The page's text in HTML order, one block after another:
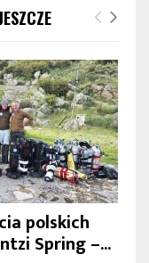
polskich
Spring –...